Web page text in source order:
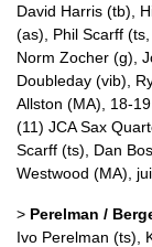
David Harris (tb),
(as), Phil Scarff
Norm Zocher (g),
Doubleday (vib),
Allston (MA), 18-19
(11) JCA Sax
Scarff (ts), Dan
Westwood (MA),
> Perelman /
Ivo Perelman (ts),